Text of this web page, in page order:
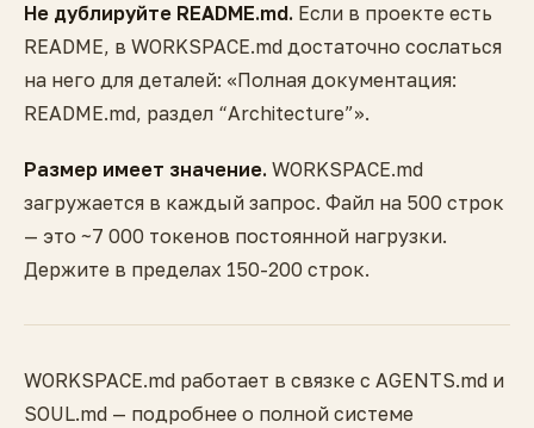
Не дублируйте README.md. Если в проекте есть
README, в WORKSPACE.md достаточно сослаться
на него для деталей: «Полная документация:
README.md, раздел “Architecture”».
Размер имеет значение. WORKSPACE.md
загружается в каждый запрос. Файл на 500 строк
— это ~7 000 токенов постоянной нагрузки.
Держите в пределах 150-200 строк.
WORKSPACE.md работает в связке с AGENTS.md и
SOUL.md — подробнее о полной системе